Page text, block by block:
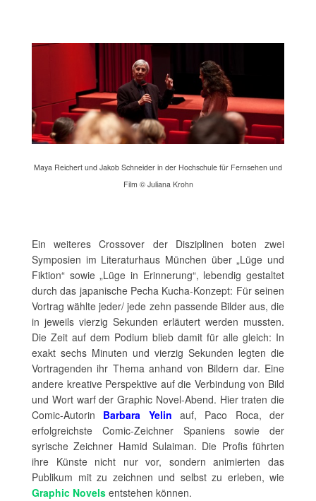
Maya Reichert und Jakob Schneider in der Hochschule für Fernsehen und
Film © Juliana Krohn
Ein weiteres Crossover der Disziplinen boten zwei
Symposien im Literaturhaus München über „Lüge und
Fiktion“ sowie „Lüge in Erinnerung“, lebendig gestaltet
durch das japanische Pecha Kucha-Konzept: Für seinen
Vortrag wählte jeder/ jede zehn passende Bilder aus, die
in jeweils vierzig Sekunden erläutert werden mussten.
Die Zeit auf dem Podium blieb damit für alle gleich: In
exakt sechs Minuten und vierzig Sekunden legten die
Vortragenden ihr Thema anhand von Bildern dar. Eine
andere kreative Perspektive auf die Verbindung von Bild
und Wort warf der Graphic Novel-Abend. Hier traten die
Comic-Autorin Barbara Yelin auf, Paco Roca, der
erfolgreichste Comic-Zeichner Spaniens sowie der
syrische Zeichner Hamid Sulaiman. Die Profis führten
ihre Künste nicht nur vor, sondern animierten das
Publikum mit zu zeichnen und selbst zu erleben, wie
Graphic Novels entstehen können.